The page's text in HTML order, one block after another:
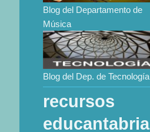
Blog del Departamento de
Música
Blog del Dep. de Tecnología
recursos
educantabria